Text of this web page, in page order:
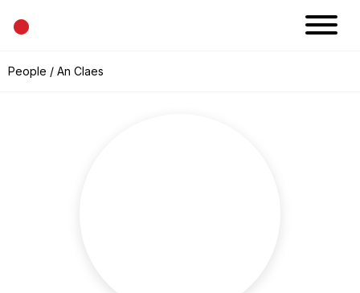
•
News
People / An Claes